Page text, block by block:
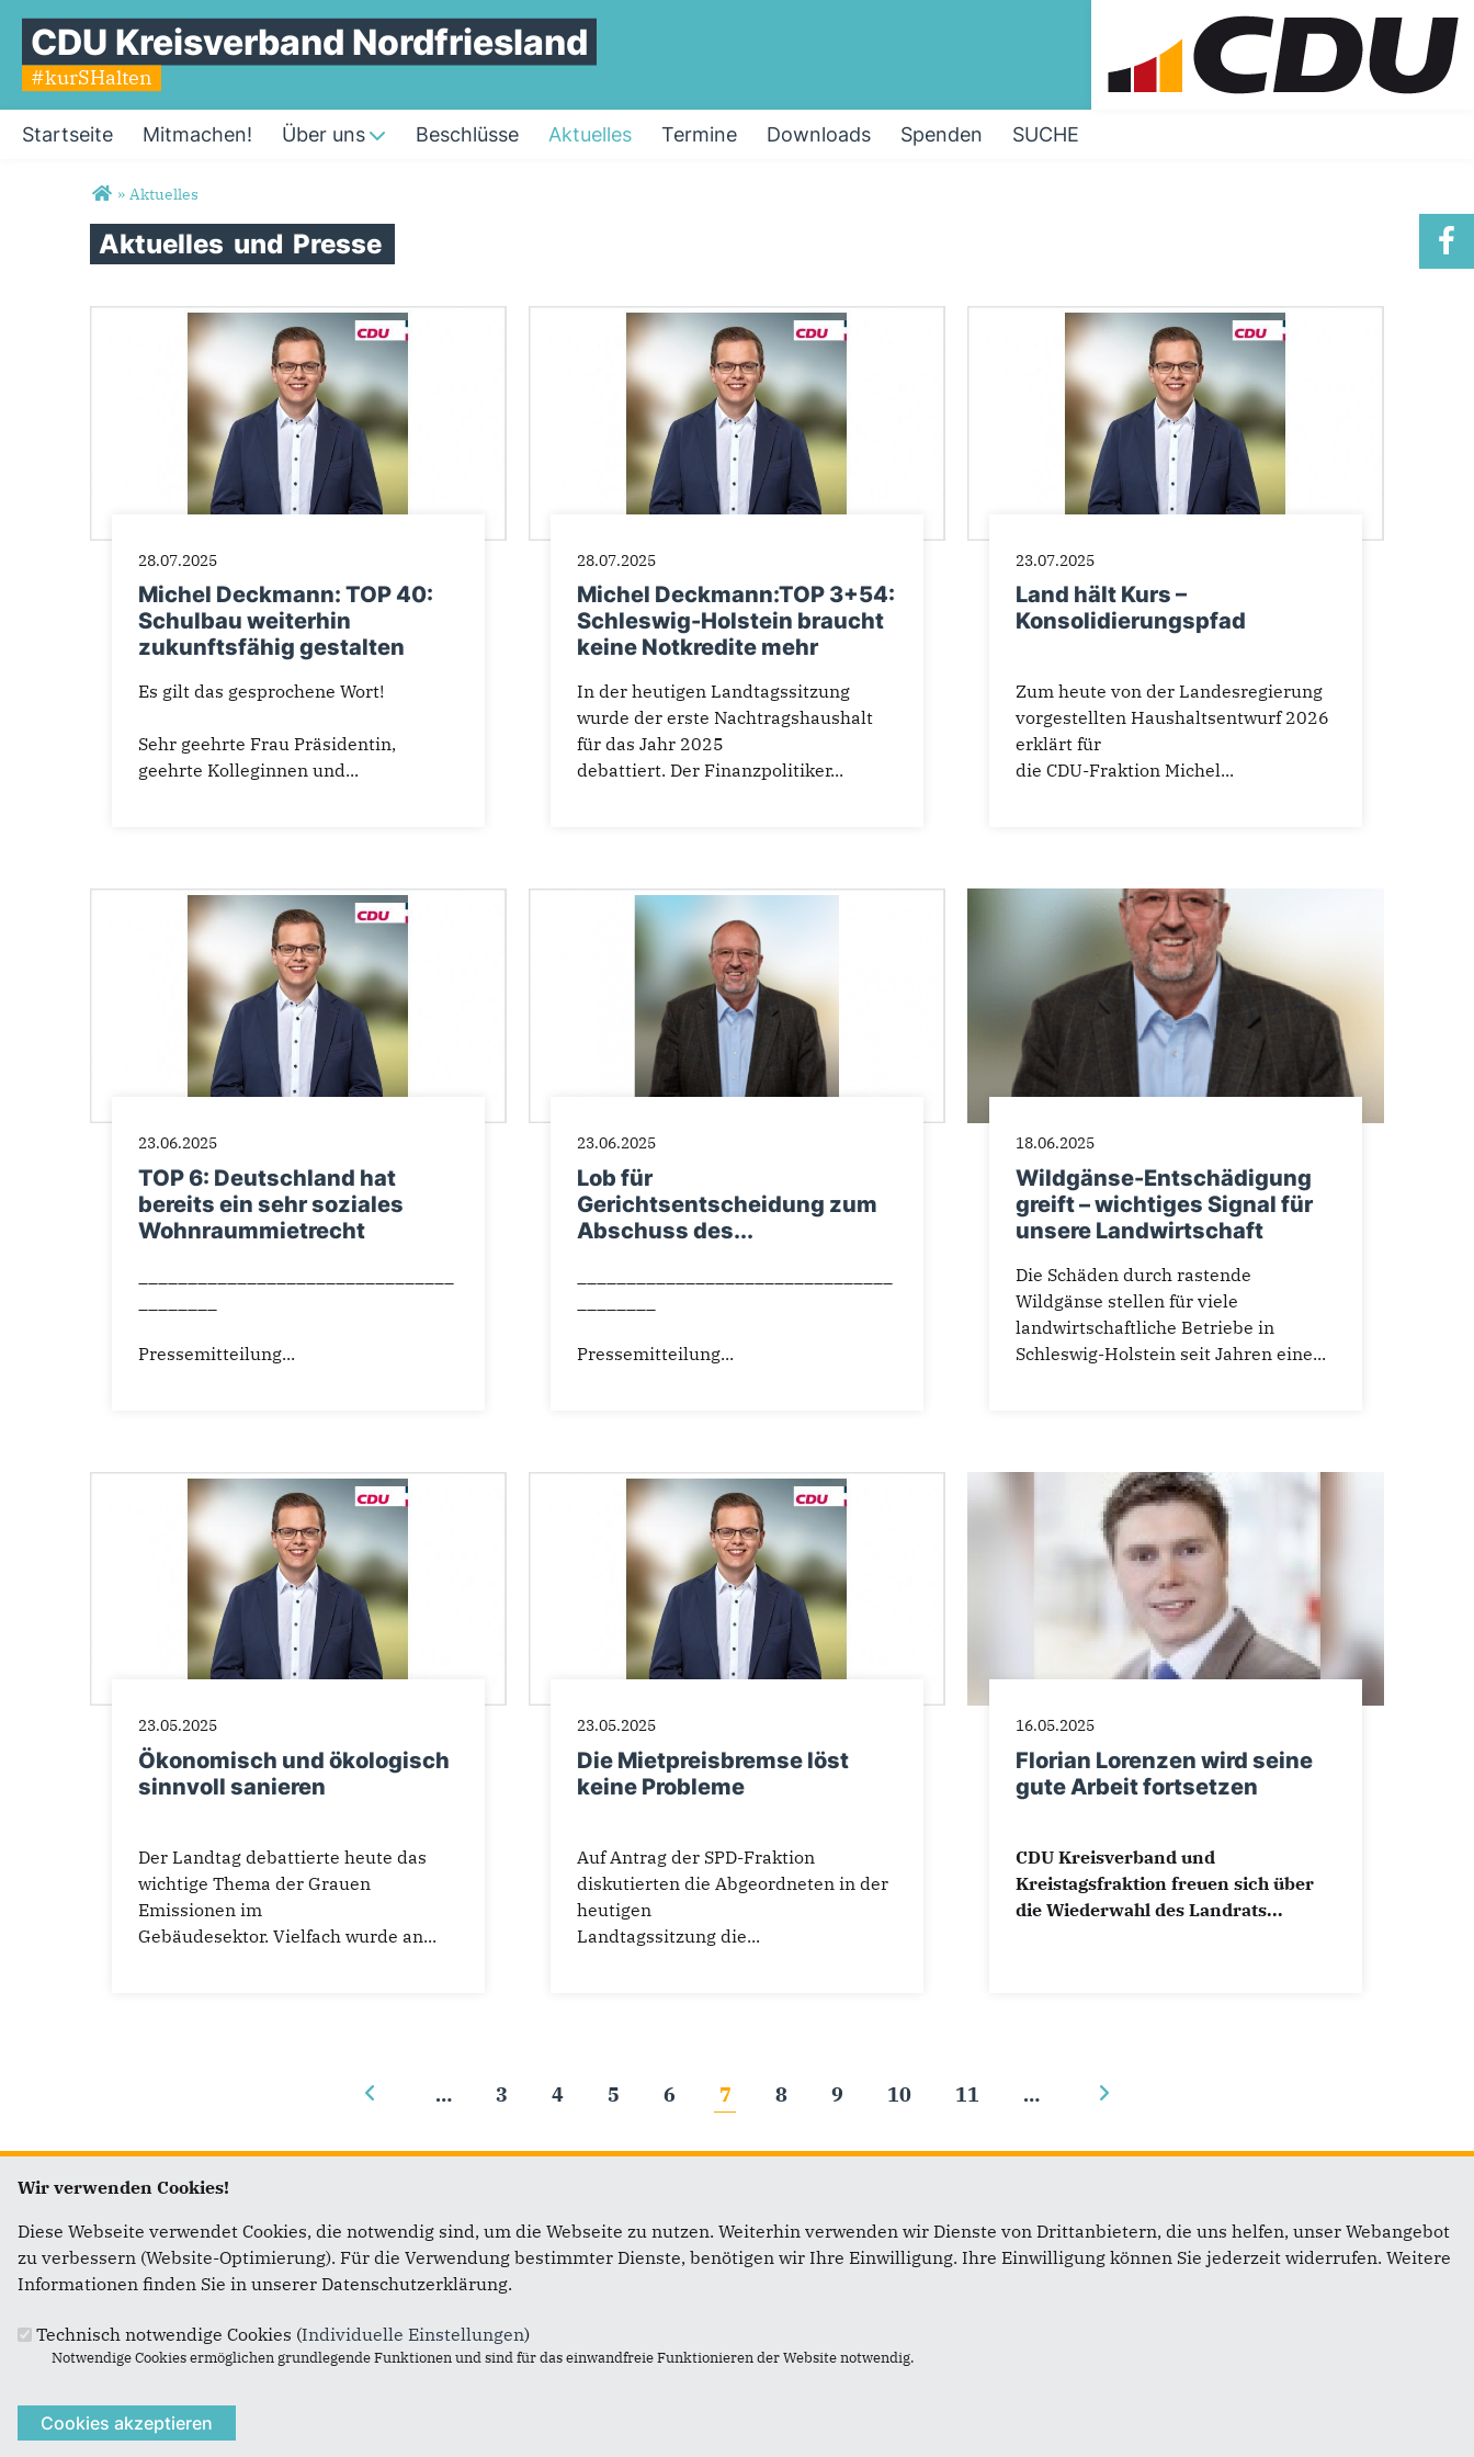
CDU Kreisverband Nordfriesland
#kurSHalten
Startseite Mitmachen! Über uns Beschlüsse Aktuelles Termine Downloads Spenden SUCHE
Sie sind hier
» Aktuelles
Aktuelles und Presse
28.07.2025
Michel Deckmann: TOP 40:
Schulbau weiterhin
zukunftsfähig gestalten
Es gilt das gesprochene Wort!
Sehr geehrte Frau Präsidentin,
geehrte Kolleginnen und...
28.07.2025
Michel Deckmann:TOP 3+54:
Schleswig-Holstein braucht
keine Notkredite mehr
In der heutigen Landtagssitzung
wurde der erste Nachtragshaushalt
für das Jahr 2025
debattiert. Der Finanzpolitiker...
23.07.2025
Land hält Kurs –
Konsolidierungspfad
Zum heute von der Landesregierung
vorgestellten Haushaltsentwurf 2026
erklärt für
die CDU-Fraktion Michel...
23.06.2025
TOP 6: Deutschland hat
bereits ein sehr soziales
Wohnraummietrecht
Pressemitteilung...
23.06.2025
Lob für
Gerichtsentscheidung zum
Abschuss des...
Pressemitteilung...
18.06.2025
Wildgänse-Entschädigung
greift – wichtiges Signal für
unsere Landwirtschaft
Die Schäden durch rastende
Wildgänse stellen für viele
landwirtschaftliche Betriebe in
Schleswig-Holstein seit Jahren eine...
23.05.2025
Ökonomisch und ökologisch
sinnvoll sanieren
Der Landtag debattierte heute das
wichtige Thema der Grauen
Emissionen im
Gebäudesektor. Vielfach wurde an...
23.05.2025
Die Mietpreisbremse löst
keine Probleme
Auf Antrag der SPD-Fraktion
diskutierten die Abgeordneten in der
heutigen
Landtagssitzung die...
16.05.2025
Florian Lorenzen wird seine
gute Arbeit fortsetzen
CDU Kreisverband und
Kreistagsfraktion freuen sich über
die Wiederwahl des Landrats...
Seiten
… 3 4 5 6 7 8 9 10 11 …
Fußbereich
Anschrift
CDU Nordfriesland
25813
Husum
Fax:04841/ 90553 - 29
E-Mail:post@cdu-nf.de
Im Web
Daniel Günther, MP
Leif Bodin, MdB
Links
Sitemap
Wir verwenden Cookies!
Diese Webseite verwendet Cookies, die notwendig sind, um die Webseite zu nutzen. Weiterhin verwenden wir Dienste von Drittanbietern, die uns helfen, unser Webangebot
zu verbessern (Website-Optimierung). Für die Verwendung bestimmter Dienste, benötigen wir Ihre Einwilligung. Ihre Einwilligung können Sie jederzeit widerrufen. Weitere
Informationen finden Sie in unserer Datenschutzerklärung.
Technisch notwendige Cookies (Individuelle Einstellungen)
Notwendige Cookies ermöglichen grundlegende Funktionen und sind für das einwandfreie Funktionieren der Website notwendig.